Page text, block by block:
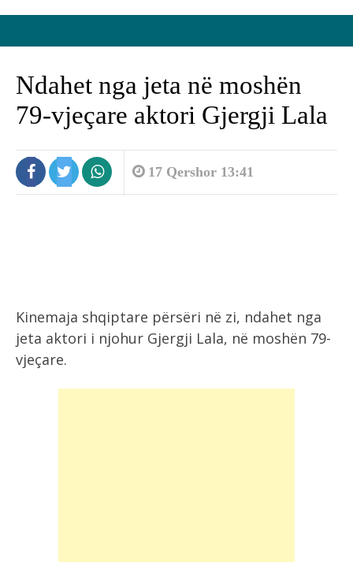
Ndahet nga jeta në moshën
79-vjeçare aktori Gjergji Lala
17 Qershor 13:41
Kinemaja shqiptare përsëri në zi, ndahet nga
jeta aktori i njohur Gjergji Lala, në moshën 79-
vjeçare.